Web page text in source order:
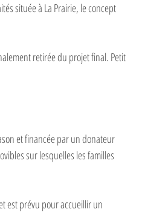
située à La Prairie, le concept
retirée du projet final. Petit
et financée par un donateur
sur lesquelles les familles
est prévu pour accueillir un